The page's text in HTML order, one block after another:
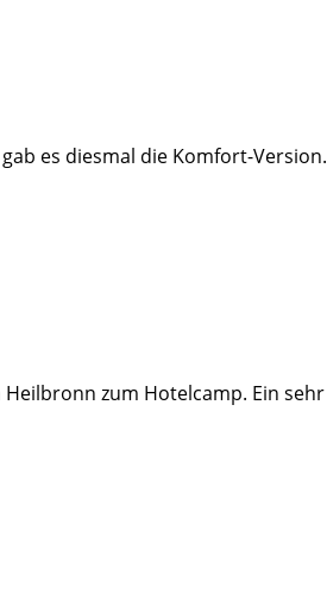
es diesmal die Komfort-
zum Hotelcamp. Ein